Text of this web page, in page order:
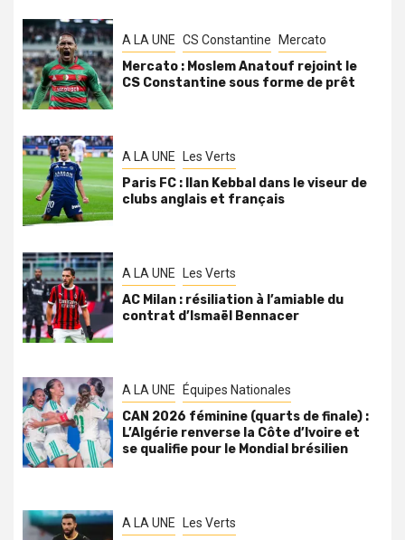
A LA UNE CS Constantine Mercato
Mercato : Moslem Anatouf rejoint le
CS Constantine sous forme de prêt
A LA UNE Les Verts
Paris FC : Ilan Kebbal dans le viseur de
clubs anglais et français
A LA UNE Les Verts
AC Milan : résiliation à l’amiable du
contrat d’Ismaël Bennacer
A LA UNE Équipes Nationales
CAN 2026 féminine (quarts de finale) :
L’Algérie renverse la Côte d’Ivoire et
se qualifie pour le Mondial brésilien
A LA UNE Les Verts